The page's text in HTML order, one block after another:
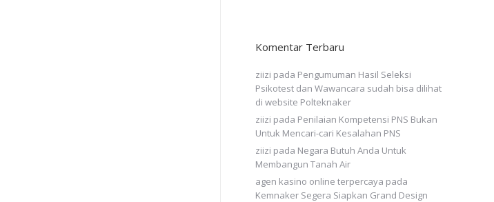
Komentar Terbaru
ziizi pada Pengumuman Hasil Seleksi
Psikotest dan Wawancara sudah bisa dilihat
di website Polteknaker
ziizi pada Penilaian Kompetensi PNS Bukan
Untuk Mencari-cari Kesalahan PNS
ziizi pada Negara Butuh Anda Untuk
Membangun Tanah Air
agen kasino online terpercaya pada
Kemnaker Segera Siapkan Grand Design